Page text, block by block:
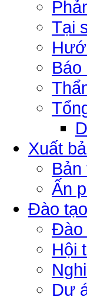
Tại
Xuất
Bản
Ấn
Đào
Đào
Hội
Dự